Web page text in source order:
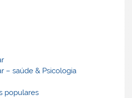
– saúde & Psicologia
populares